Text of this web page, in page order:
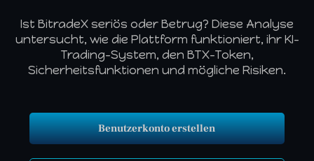
Ist BitradeX seriös oder Betrug? Diese Analyse
untersucht, wie die Plattform funktioniert, ihr KI-
Trading-System, den BTX-Token,
Sicherheitsfunktionen und mögliche Risiken.
Benutzerkonto erstellen